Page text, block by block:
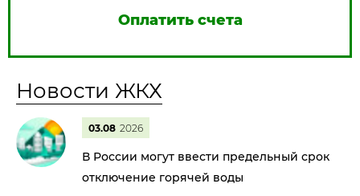
Оплатить счета
Новости ЖКХ
03.08 2026
В России могут ввести предельный срок
отключение горячей воды